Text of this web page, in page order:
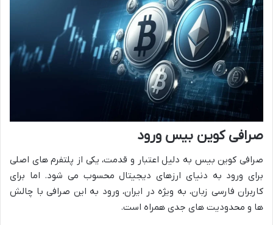
صرافی کوین بیس ورود
صرافی کوین بیس به دلیل اعتبار و قدمت، یکی از پلتفرم های اصلی
برای ورود به دنیای ارزهای دیجیتال محسوب می شود. اما برای
کاربران فارسی زبان، به ویژه در ایران، ورود به این صرافی با چالش
ها و محدودیت های جدی همراه است.